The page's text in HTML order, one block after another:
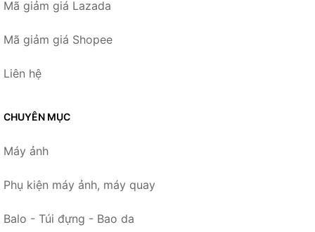
Mã giảm giá Lazada
Mã giảm giá Shopee
Liên hệ
CHUYÊN MỤC
Máy ảnh
Phụ kiện máy ảnh, máy quay
Balo - Túi đựng - Bao da